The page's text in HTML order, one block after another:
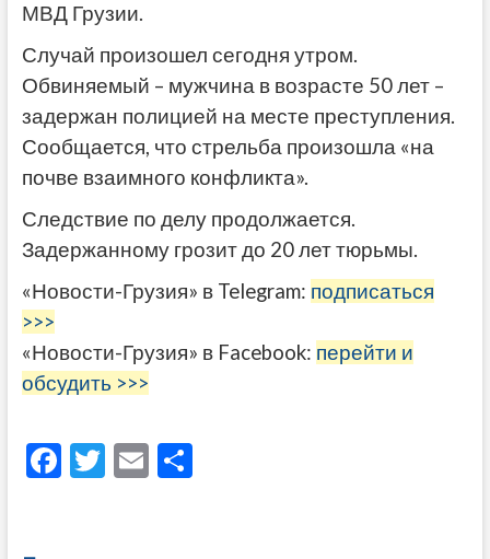
МВД Грузии.
Случай произошел сегодня утром.
Обвиняемый – мужчина в возрасте 50 лет –
задержан полицией на месте преступления.
Сообщается, что стрельба произошла «на
почве взаимного конфликта».
Следствие по делу продолжается.
Задержанному грозит до 20 лет тюрьмы.
«Новости-Грузия» в Telegram: подписаться
>>>
«Новости-Грузия» в Facebook: перейти и
обсудить >>>
F T E О